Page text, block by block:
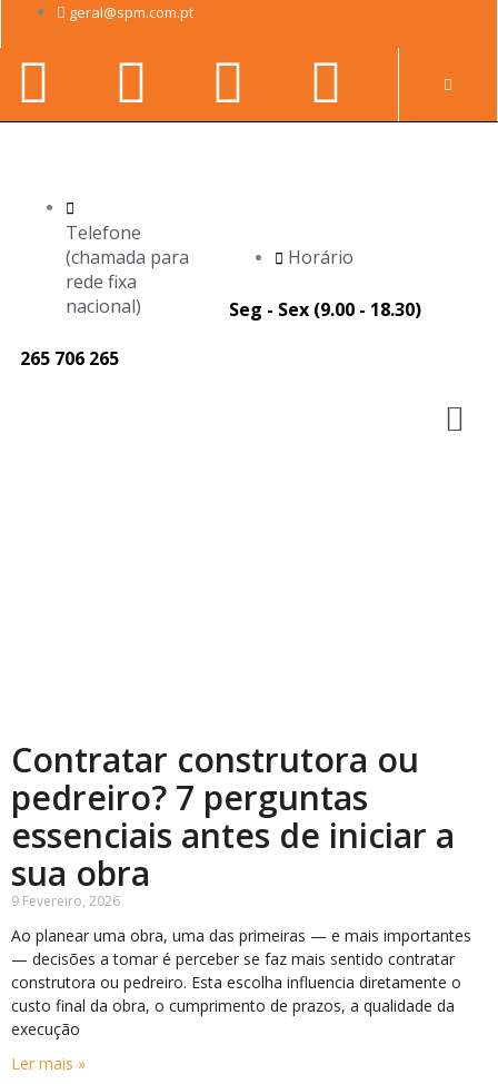
content
geral@spm.com.pt
Facebook-
f
Youtube
Linkedin-
in
Telefone
(chamada para
rede fixa
nacional)
265 706 265
Horário
Seg - Sex (9.00 - 18.30)
Contratar construtora ou
pedreiro? 7 perguntas
essenciais antes de iniciar a
sua obra
9 Fevereiro, 2026
Ao planear uma obra, uma das primeiras — e mais importantes
— decisões a tomar é perceber se faz mais sentido contratar
construtora ou pedreiro. Esta escolha influencia diretamente o
custo final da obra, o cumprimento de prazos, a qualidade da
execução
Ler mais »